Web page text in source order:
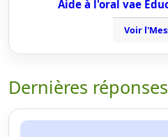
Aide à l'oral vae
Voir
Dernières réponses